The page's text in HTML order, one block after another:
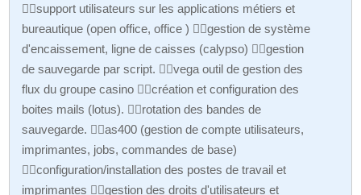
support utilisateurs sur les applications métiers et
bureautique (open office, office ) gestion de système
d'encaissement, ligne de caisses (calypso) gestion
de sauvegarde par script. vega outil de gestion des
flux du groupe casino création et configuration des
boites mails (lotus). rotation des bandes de
sauvegarde. as400 (gestion de compte utilisateurs,
imprimantes, jobs, commandes de base)
configuration/installation des postes de travail et
imprimantes gestion des droits d'utilisateurs et